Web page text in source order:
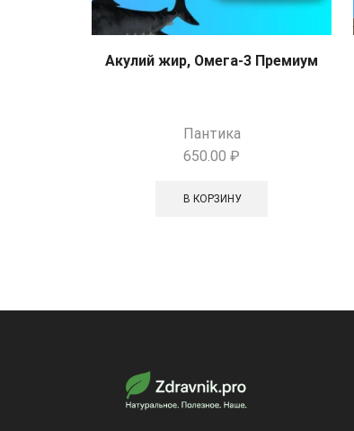
Акулий жир, Омега-3 Премиум
Пантика
650.00 ₽
В КОРЗИНУ